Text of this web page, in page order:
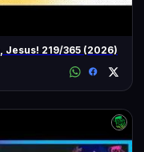
Jesus! 219/365 (2026)